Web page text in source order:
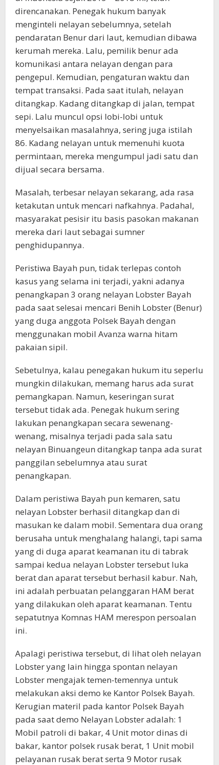
direncanakan. Penegak hukum banyak
menginteli nelayan sebelumnya, setelah
pendaratan Benur dari laut, kemudian dibawa
kerumah mereka. Lalu, pemilik benur ada
komunikasi antara nelayan dengan para
pengepul. Kemudian, pengaturan waktu dan
tempat transaksi. Pada saat itulah, nelayan
ditangkap. Kadang ditangkap di jalan, tempat
sepi. Lalu muncul opsi lobi-lobi untuk
menyelsaikan masalahnya, sering juga istilah
86. Kadang nelayan untuk memenuhi kuota
permintaan, mereka mengumpul jadi satu dan
dijual secara bersama.
Masalah, terbesar nelayan sekarang, ada rasa
ketakutan untuk mencari nafkahnya. Padahal,
masyarakat pesisir itu basis pasokan makanan
mereka dari laut sebagai sumner
penghidupannya.
Peristiwa Bayah pun, tidak terlepas contoh
kasus yang selama ini terjadi, yakni adanya
penangkapan 3 orang nelayan Lobster Bayah
pada saat selesai mencari Benih Lobster (Benur)
yang duga anggota Polsek Bayah dengan
menggunakan mobil Avanza warna hitam
pakaian sipil.
Sebetulnya, kalau penegakan hukum itu seperlu
mungkin dilakukan, memang harus ada surat
pemangkapan. Namun, keseringan surat
tersebut tidak ada. Penegak hukum sering
lakukan penangkapan secara sewenang-
wenang, misalnya terjadi pada sala satu
nelayan Binuangeun ditangkap tanpa ada surat
panggilan sebelumnya atau surat
penangkapan.
Dalam peristiwa Bayah pun kemaren, satu
nelayan Lobster berhasil ditangkap dan di
masukan ke dalam mobil. Sementara dua orang
berusaha untuk menghalang halangi, tapi sama
yang di duga aparat keamanan itu di tabrak
sampai kedua nelayan Lobster tersebut luka
berat dan aparat tersebut berhasil kabur. Nah,
ini adalah perbuatan pelanggaran HAM berat
yang dilakukan oleh aparat keamanan. Tentu
sepatutnya Komnas HAM merespon persoalan
ini.
Apalagi peristiwa tersebut, di lihat oleh nelayan
Lobster yang lain hingga spontan nelayan
Lobster mengajak temen-temennya untuk
melakukan aksi demo ke Kantor Polsek Bayah.
Kerugian materil pada kantor Polsek Bayah
pada saat demo Nelayan Lobster adalah: 1
Mobil patroli di bakar, 4 Unit motor dinas di
bakar, kantor polsek rusak berat, 1 Unit mobil
pelayanan rusak berat serta 9 Motor rusak